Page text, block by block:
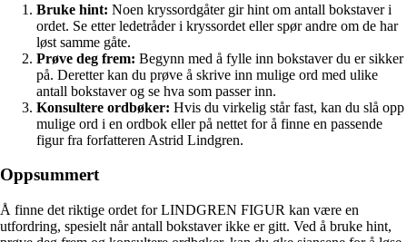
Bruke hint: Noen kryssordgåter gir hint om antall bokstaver i
ordet. Se etter ledetråder i kryssordet eller spør andre om de har
løst samme gåte.
Prøve deg frem: Begynn med å fylle inn bokstaver du er sikker
på. Deretter kan du prøve å skrive inn mulige ord med ulike
antall bokstaver og se hva som passer inn.
Konsultere ordbøker: Hvis du virkelig står fast, kan du slå opp
mulige ord i en ordbok eller på nettet for å finne en passende
figur fra forfatteren Astrid Lindgren.
Oppsummert
Å finne det riktige ordet for LINDGREN FIGUR kan være en
utfordring, spesielt når antall bokstaver ikke er gitt. Ved å bruke hint,